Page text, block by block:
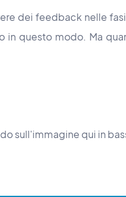
dei feedback nelle
questo modo. Ma
sull'immagine qui in